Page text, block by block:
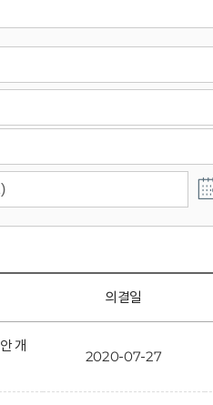
의결일
개
2020-07-27